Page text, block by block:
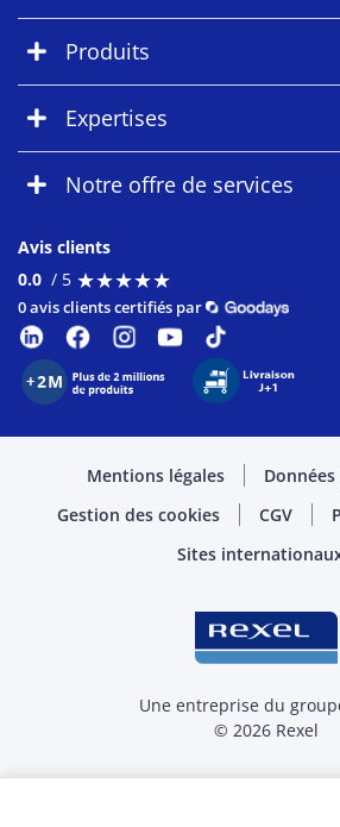
Produits
Expertises
Notre offre de services
Avis clients
0.0 / 5 ★★★★★
★★★★★
0 avis clients certifiés par
Mentions légales
Gestion des cookies
CGV
Sites
Une entreprise du
© 2026 Rexel